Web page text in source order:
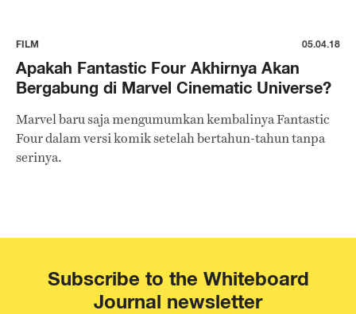
FILM 05.04.18
Apakah Fantastic Four Akhirnya Akan
Bergabung di Marvel Cinematic Universe?
Marvel baru saja mengumumkan kembalinya Fantastic
Four dalam versi komik setelah bertahun-tahun tanpa
serinya.
Subscribe to the Whiteboard
Journal newsletter